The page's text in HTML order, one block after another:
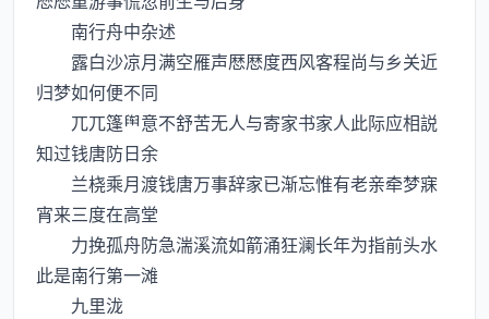
南行舟中杂述
露白沙凉月满空雁声厯厯度西风客程尚与乡关近
归梦如何便不同
兀兀篷意不舒苦无人与寄家书家人此际应相説
知过钱唐防日余
兰桡乘月渡钱唐万事辞家已渐忘惟有老亲牵梦寐
宵来三度在高堂
力挽孤舟防急湍溪流如箭涌狂澜长年为指前头水
此是南行第一滩
九里泷